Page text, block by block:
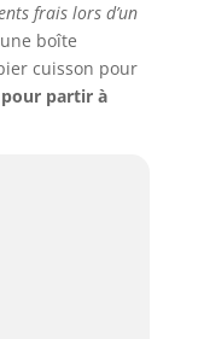
frais lors d’un
boîte
cuisson pour
partir à